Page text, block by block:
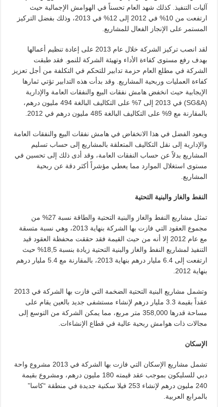
آليات التنفيذ. كذلك شهد العام تحسناً في الهوامش الإجمالية حيث
ارتفعت من 10% في 2012 إلى 12% في 2013، وذلك بفضل التركيز
المستمر على الإنجاز الفعال للمشاريع.
لقد انصب تركيز الشركة خلال عام 2013 على إعادة تنظيم أعمالها
بهدف رفع مستوى كفاءة الأداء وتهيئة الشركة للنمو. فقد طبقت
الشركة في مطلع العام حزمة تدابير للتحكم في التكلفة من أجل تعزيز
كفاءة العمليات وربحية المشاريع. وقد بدأت هذه التدابير تؤتي ثمارها
الإيجابية حيث انخفض هامش نفقات البيع والنفقات العامة والإدارية
(SG&A) في 2013 إلى 7% على التكاليف البالغة 494 مليون درهم،
بالمقارنة مع 9% على التكاليف البالغة 485 مليون درهم في 2012.
ويعود الفضل في هذا الانخفاض في هامش نفقات البيع والنفقات العامة
والإدارية إلى نقل التكاليف المتعلقة بالمشاريع إلى حساب تسليم
المشاريع بدلاً عن حساب النفقات العامة، وقد أدى ذلك إلى تحسين في
مستوى استغلال الموارد مما يعطي مؤشراً أكثر دقة عن ربحية
المشاريع.
النفط والغاز والبنية التحتية
تمثل مشاريع النفط والغاز والبنية التحتية والطاقة نسبة 27% من
مجموع العقود التي فازت بها الشركة بنهاية 2013، وهي نسبة متسقة
مع عام 2012 إلا أنه من حيث القيمة فقد حققت محفظة العقود قيد
التنفيذ لمشاريع النفط والغاز والبنية التحتية زيادة بنسبة 18,5% حيث
ارتفعت إلى 6.4 مليار درهم بنهاية 2013، بالمقارنة مع 5.4 مليار درهم
بنهاية 2012.
وتشمل مشاريع البنية التحتية الضخمة التي فازت بها الشركة في 2013
عقداً بقيمة 3.3 مليار درهم لإنشاء مستشفى جديد بالعين يقام على
مساحة قدرها 358,000 متر مربع، مما يمكن الشركة من التوسع إلى
مجالات ذات هوامش ربحية عالية في قطاع الإنشاءات.
الإسكان
تشمل مشاريع الإسكان التي فازت بها الشركة في 2013 مشروع واحة
دبي للسليكون بموجب عقد قيمته 180 مليون درهم، ومشروع بقيمة
240 مليون درهم لإنشاء 253 فيلا سكنية جديدة في منطقة “كاسا”
بالمرابع العربية.